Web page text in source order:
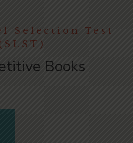
Selection Test
(SLST)
Books